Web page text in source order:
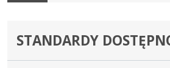
STANDARDY